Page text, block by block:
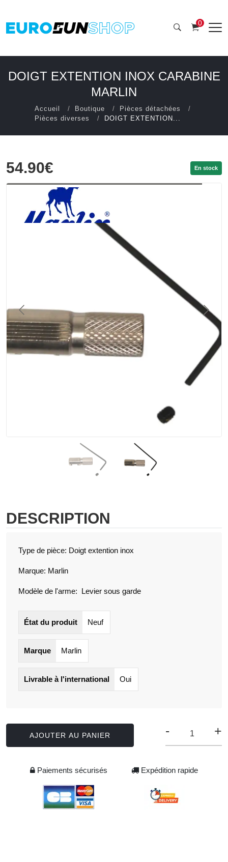
0
DOIGT EXTENTION INOX CARABINE
MARLIN
Accueil Boutique
Pièces détachées
Pièces diverses
DOIGT EXTENTION...
54.90€ En stock
DESCRIPTION
Type de pièce: Doigt extention inox
Marque: Marlin
Modèle de l'arme: Levier sous garde
État du produit Neuf
Marque Marlin
Livrable à l'international Oui
AJOUTER AU PANIER - +
Paiements sécurisés Expédition rapide